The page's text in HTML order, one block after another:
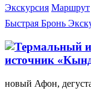
Экскурсия Маршрут
Быстрая Бронь
источник
новый Афон,